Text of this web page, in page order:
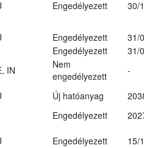
Engedélyezett 30/
Engedélyezett
31/
Engedélyezett
31/
IN
Nem
engedélyezett
-
Új hatóanyag
Engedélyezett
Engedélyezett 15/